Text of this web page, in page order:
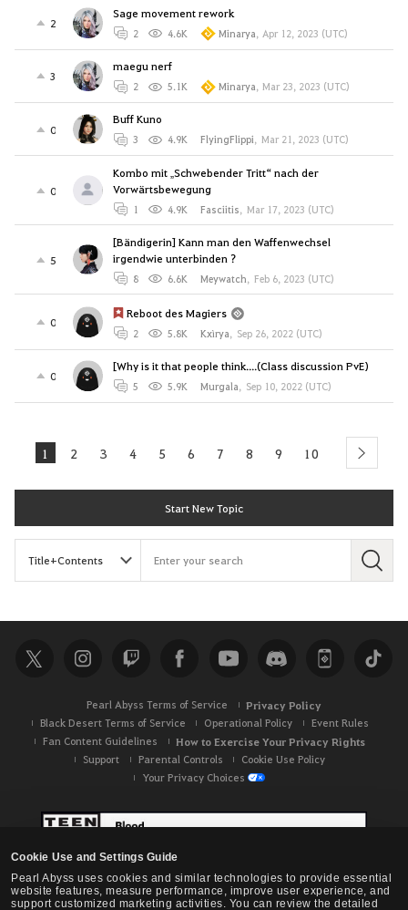
Cookie Use and Settings Guide
Pearl Abyss uses cookies and similar technologies to provide essential
website features, measure performance, improve user experience, and
support customized marketing activities. You can review the detailed
2
Sage movement rework
2 4.6K Minarya, Apr 12, 2023 (UTC)
3
maegu nerf
2 5.1K Minarya, Mar 23, 2023 (UTC)
0
Buff Kuno
3 4.9K FlyingFlippi, Mar 21, 2023 (UTC)
0
Kombo mit „Schwebender Tritt“ nach der
Vorwärtsbewegung
1 4.9K Fasciitis, Mar 17, 2023 (UTC)
5
[Bändigerin] Kann man den Waffenwechsel
irgendwie unterbinden ?
8 6.6K Meywatch, Feb 6, 2023 (UTC)
0
Reboot des Magiers
2 5.8K Kxìrya, Sep 26, 2022 (UTC)
0
[Why is it that people think....(Class discussion PvE)
5 5.9K Murgala, Sep 10, 2022 (UTC)
1 2 3 4 5 6 7 8 9 10 next
Start New Topic
S
c
h
Pearl Abyss Terms of Service Privacy Policy
Black Desert Terms of Service Operational Policy
Event Rules
Fan Content Guidelines
How to Exercise Your Privacy Rights
Support Parental Controls
Cookie Use Policy
Your Privacy Choices